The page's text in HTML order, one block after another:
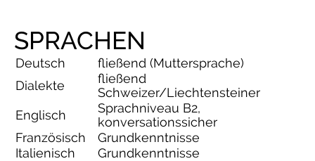
SPRACHEN
Deutsch
fließend (Muttersprache)
Dialekte
fließend
Schweizer/Liechtensteiner
Englisch
Sprachniveau B2,
konversationssicher
Französisch
Grundkenntnisse
Italienisch
Grundkenntnisse